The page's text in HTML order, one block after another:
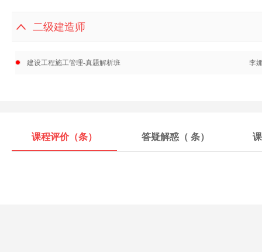
二级建造师
建设工程施工管理-真题解析班 李
课程评价（条） 答疑解惑（ 条）